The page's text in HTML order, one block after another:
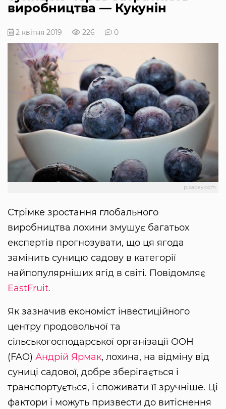
виробництва — Кукунін
2 квітня 2019 226 0
pixabay.com
Стрімке зростання глобального
виробництва лохини змушує багатьох
експертів прогнозувати, що ця ягода
замінить суницю садову в категорії
найпопулярніших ягід в світі. Повідомляє
EastFruit.
Як зазначив економіст інвестиційного
центру продовольчої та
сільськогосподарської організації ООН
(FAO) Андрій Ярмак, лохина, на відміну від
суниці садової, добре зберігається і
транспортується, і споживати її зручніше. Ці
фактори і можуть призвести до витіснення